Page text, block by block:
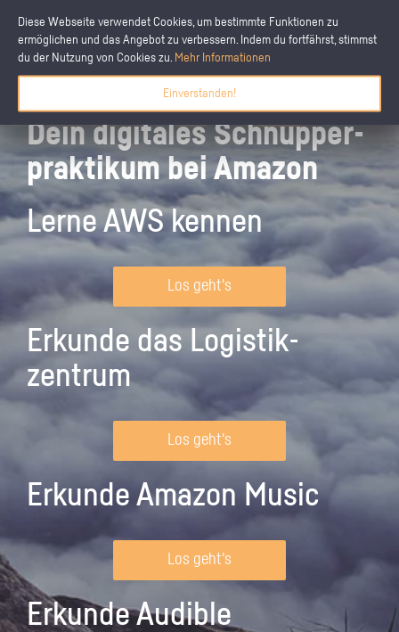
Diese Webseite verwendet Cookies, um bestimmte Funktionen zu
ermöglichen und das Angebot zu verbessern. Indem du fortfährst, stimmst
du der Nutzung von Cookies zu. Mehr Informationen
Einverstanden!
Dein digitales Schnupper­
praktikum bei Amazon
Lerne AWS kennen
Los geht's
Erkunde das Logistik­
zentrum
Los geht's
Erkunde Amazon Music
Los geht's
Erkunde Audible